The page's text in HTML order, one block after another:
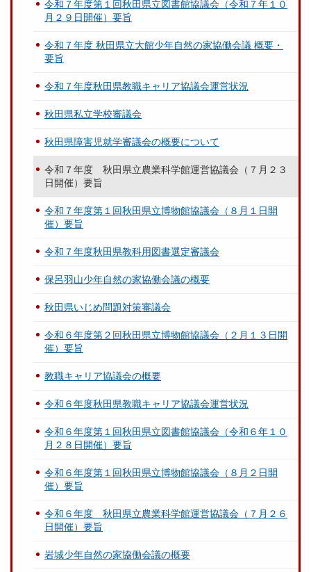
令和７年度第１回秋田県立図書館協議会（令和７年１０
月２９日開催）要旨
令和７年度 秋田県立大館少年自然の家協働会議 概要・
要旨
令和７年度秋田県教職キャリア協議会運営状況
秋田県私立学校審議会
秋田県障害児就学審議会の概要について
令和７年度 秋田県立農業科学館運営協議会（７月２３
日開催）要旨
令和７年度第１回秋田県立博物館協議会（８月１日開
催）要旨
令和７年度秋田県教科用図書選定審議会
保呂羽山少年自然の家協働会議の概要
秋田県いじめ問題対策審議会
令和６年度第２回秋田県立博物館協議会（２月１３日開
催）要旨
教職キャリア協議会の概要
令和６年度秋田県教職キャリア協議会運営状況
令和６年度第１回秋田県立図書館協議会（令和６年１０
月２８日開催）要旨
令和６年度第１回秋田県立博物館協議会（８月２日開
催）要旨
令和６年度 秋田県立農業科学館運営協議会（７月２６
日開催）要旨
岩城少年自然の家協働会議の概要